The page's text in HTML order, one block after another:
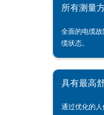
所有测量
全面的电缆
缆状态。
具有最高
通过优化的